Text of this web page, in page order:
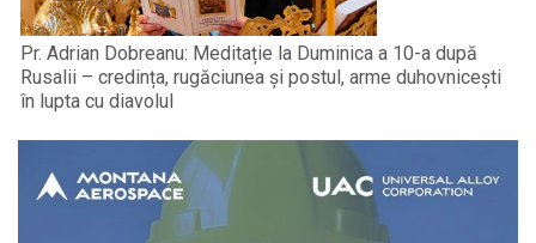
Pr. Adrian Dobreanu: Meditație la Duminica a 10-a după
Rusalii – credința, rugăciunea și postul, arme duhovnicești
în lupta cu diavolul